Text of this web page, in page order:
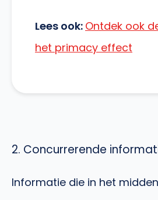
Lees ook: Ontdek ook
het primacy effect
2. Concurrerende
Informatie die in het